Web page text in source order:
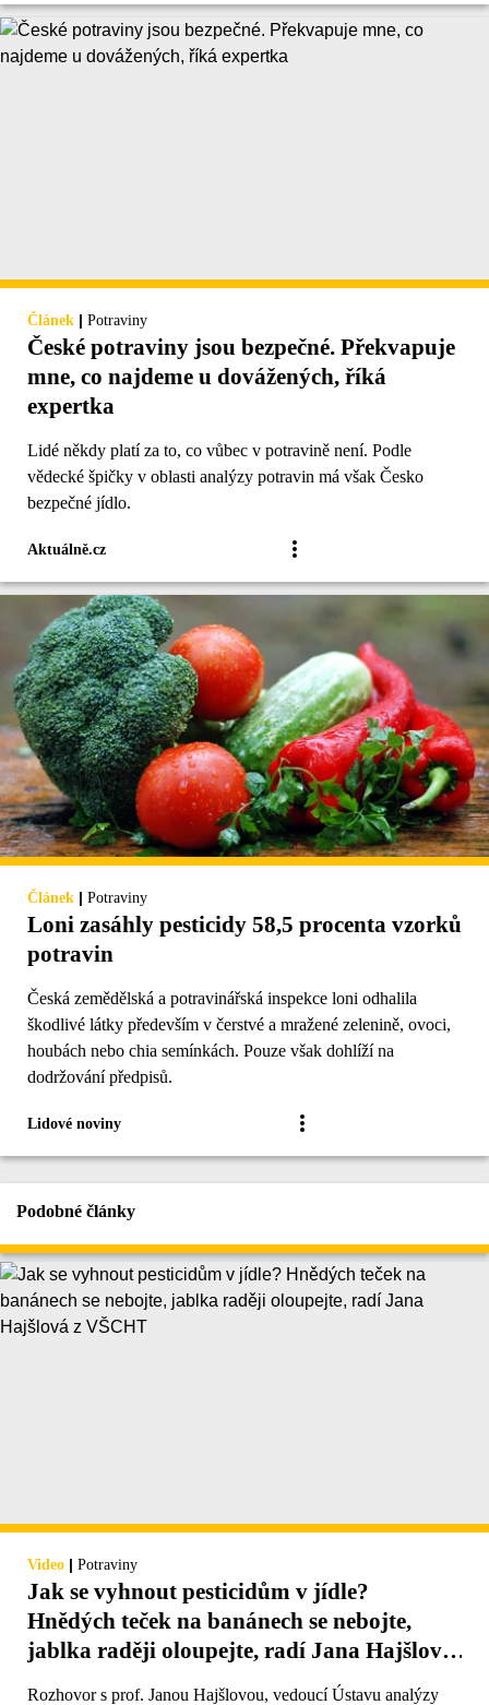
Článek | Potraviny
České potraviny jsou bezpečné. Překvapuje
mne, co najdeme u dovážených, říká
expertka
Lidé někdy platí za to, co vůbec v potravině není. Podle
vědecké špičky v oblasti analýzy potravin má však Česko
bezpečné jídlo.
Aktuálně.cz
Článek | Potraviny
Loni zasáhly pesticidy 58,5 procenta vzorků
potravin
Česká zemědělská a potravinářská inspekce loni odhalila
škodlivé látky především v čerstvé a mražené zelenině, ovoci,
houbách nebo chia semínkách. Pouze však dohlíží na
dodržování předpisů.
Lidové noviny
Podobné články
Video | Potraviny
Jak se vyhnout pesticidům v jídle?
Hnědých teček na banánech se nebojte,
jablka raději oloupejte, radí Jana Hajšlová
Rozhovor s prof. Janou Hajšlovou, vedoucí Ústavu analýzy